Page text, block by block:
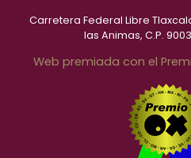
Carretera Federal Libre
las Animas, C.P.
Web premiada con el